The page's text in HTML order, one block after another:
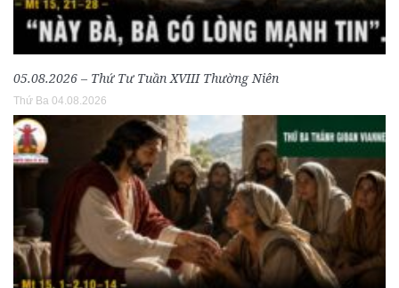
05.08.2026 – Thứ Tư Tuần XVIII Thường Niên
Thứ Ba 04.08.2026